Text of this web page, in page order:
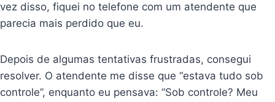
vez disso, fiquei no telefone com um atendente que
parecia mais perdido que eu.
Depois de algumas tentativas frustradas, consegui
resolver. O atendente me disse que “estava tudo sob
controle”, enquanto eu pensava: “Sob controle? Meu